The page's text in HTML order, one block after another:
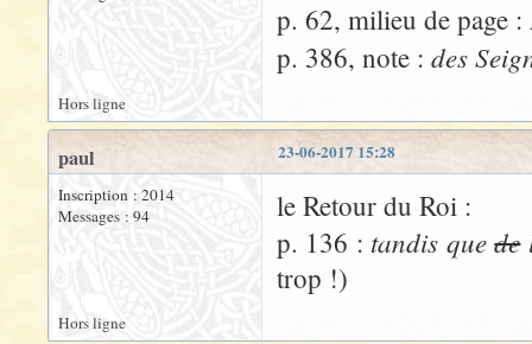
p. 62, milieu de page :
p. 386, note : des
Hors ligne
23-06-2017 15:28
paul
Inscription : 2014
Messages : 94
le Retour du Roi :
p. 136 : tandis quede
trop !)
Hors ligne